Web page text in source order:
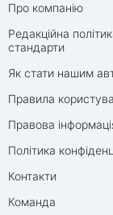
Про компанію
Редакційна
стандарти
Як стати нашим
Правила
Правова
Політика
Контакти
Команда